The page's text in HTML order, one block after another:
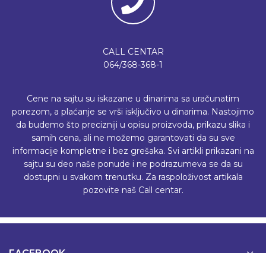
CALL CENTAR
064/368-368-1
Cene na sajtu su iskazane u dinarima sa uračunatim
porezom, a plaćanje se vrši isključivo u dinarima. Nastojimo
da budemo što precizniji u opisu proizvoda, prikazu slika i
samih cena, ali ne možemo garantovati da su sve
informacije kompletne i bez grešaka. Svi artikli prikazani na
sajtu su deo naše ponude i ne podrazumeva se da su
dostupni u svakom trenutku. Za raspoloživost artikala
pozovite naš Call centar.